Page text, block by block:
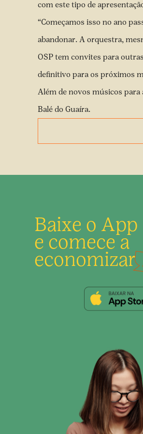
com este tipo de
“Começamos isso no ano
abandonar. A orquestra,
OSP tem convites para
definitivo para os próximos
Além de novos músicos para
Balé do Guaíra.
Baixe o App
e comece a
economizar